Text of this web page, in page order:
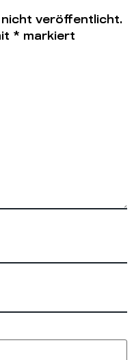
nicht veröffentlicht.
* markiert